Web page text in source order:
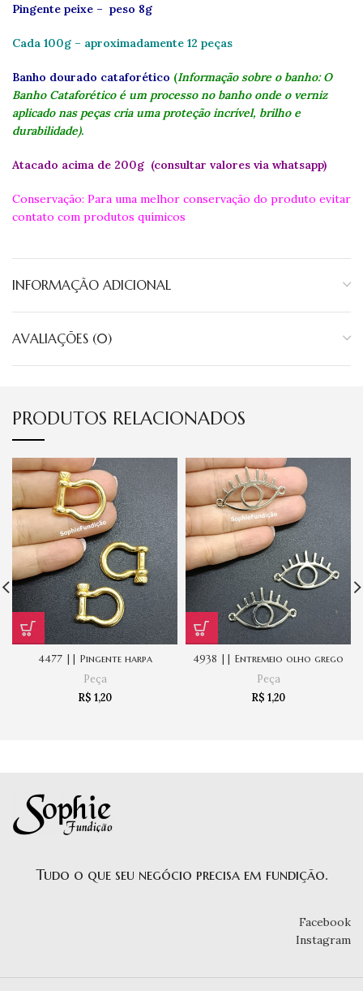
Pingente peixe – peso 8g
Cada 100g – aproximadamente 12 peças
Banho dourado cataforético (Informação sobre o banho: O
Banho Cataforético é um processo no banho onde o verniz
aplicado nas peças cria uma proteção incrível, brilho e
durabilidade).
Atacado acima de 200g (consultar valores via whatsapp)
Conservação: Para uma melhor conservação do produto evitar
contato com produtos químicos
INFORMAÇÃO ADICIONAL
AVALIAÇÕES (0)
PRODUTOS RELACIONADOS
4477 || Pingente harpa
Peça
R$ 1,20
4938 || Entremeio olho grego
Peça
R$ 1,20
Tudo o que seu negócio precisa em fundição.
Facebook
Instagram